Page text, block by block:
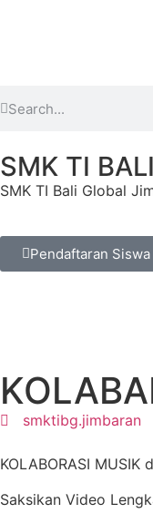
SMK TI
SMK TI Bali Global
Pendaftaran Siswa
smktibg.jimbaran
KOLABORASI MUSIK
Saksikan Video